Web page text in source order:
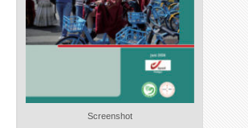
Screenshot